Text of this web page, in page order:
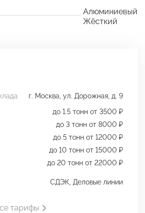
Алюминиевый
Жёсткий
г. Москва, ул. Дорожная, д. 9
до 1.5 тонн от 3500 ₽
до 3 тонн от 8000 ₽
до 5 тонн от 12000 ₽
до 10 тонн от 15000 ₽
до 20 тонн от 22000 ₽
СДЭК, Деловые линии
тарифы